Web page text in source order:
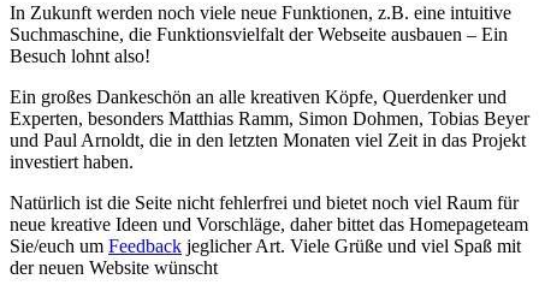
In Zukunft werden noch viele neue Funktionen, z.B. eine intuitive
Suchmaschine, die Funktionsvielfalt der Webseite ausbauen – Ein
Besuch lohnt also!
Ein großes Dankeschön an alle kreativen Köpfe, Querdenker und
Experten, besonders Matthias Ramm, Simon Dohmen, Tobias Beyer
und Paul Arnoldt, die in den letzten Monaten viel Zeit in das Projekt
investiert haben.
Natürlich ist die Seite nicht fehlerfrei und bietet noch viel Raum für
neue kreative Ideen und Vorschläge, daher bittet das Homepageteam
Sie/euch um Feedback jeglicher Art. Viele Grüße und viel Spaß mit
der neuen Website wünscht